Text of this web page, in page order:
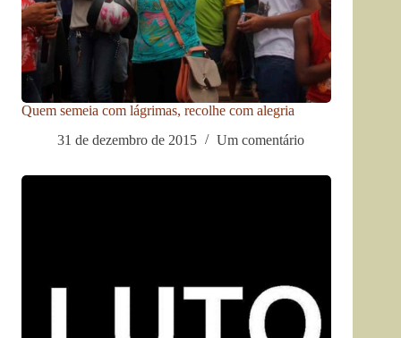
Quem semeia com lágrimas, recolhe com alegria
31 de dezembro de 2015
Um comentário